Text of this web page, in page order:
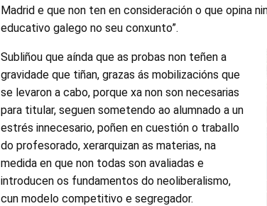
Madrid e que non ten en consideración o que opina
educativo galego no seu conxunto”.
Subliñou que aínda que as probas non teñen a
gravidade que tiñan, grazas ás mobilizacións que
se levaron a cabo, porque xa non son necesarias
para titular, seguen sometendo ao alumnado a un
estrés innecesario, poñen en cuestión o traballo
do profesorado, xerarquizan as materias, na
medida en que non todas son avaliadas e
introducen os fundamentos do neoliberalismo,
cun modelo competitivo e segregador.